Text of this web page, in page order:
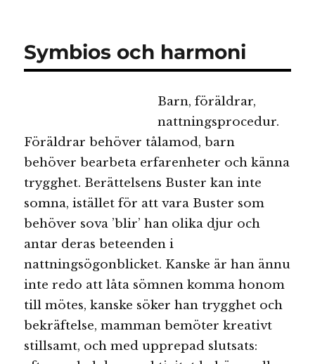
Symbios och harmoni
Barn, föräldrar,
nattningsprocedur.
Föräldrar behöver tålamod, barn
behöver bearbeta erfarenheter och känna
trygghet. Berättelsens Buster kan inte
somna, istället för att vara Buster som
behöver sova ’blir’ han olika djur och
antar deras beteenden i
nattningsögonblicket. Kanske är han ännu
inte redo att låta sömnen komma honom
till mötes, kanske söker han trygghet och
bekräftelse, mamman bemöter kreativt
stillsamt, och med upprepad slutsats: